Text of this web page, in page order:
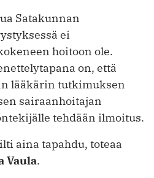
Satakunnan
ei
hoitoon ole.
on, että
lääkärin tutkimuksen
sairaanhoitajan
tehdään ilmoitus.
aina tapahdu, toteaa
Vaula.